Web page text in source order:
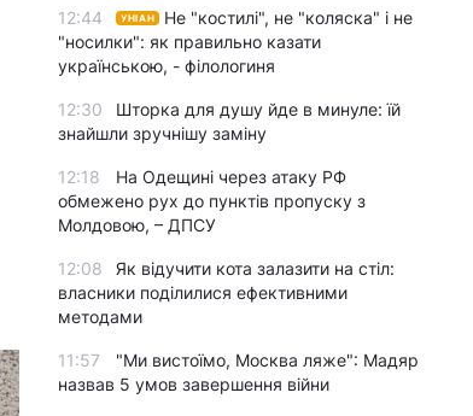
12:44 УНІАН
Не "костилі", не "коляска" і не
"носилки": як правильно казати
українською, - філологиня
12:30
Шторка для душу йде в минуле: їй
знайшли зручнішу заміну
12:18
На Одещині через атаку РФ
обмежено рух до пунктів пропуску з
Молдовою, – ДПСУ
12:08
Як відучити кота залазити на стіл:
власники поділилися ефективними
методами
11:57
"Ми вистоїмо, Москва ляже": Мадяр
назвав 5 умов завершення війни